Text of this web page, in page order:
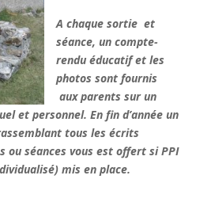
A chaque sortie et
séance, un compte-
rendu éducatif et les
photos sont fournis
aux parents sur un
et personnel. En fin d’année un
tous les écrits
ou séances vous est offert si PPI
mis en place.